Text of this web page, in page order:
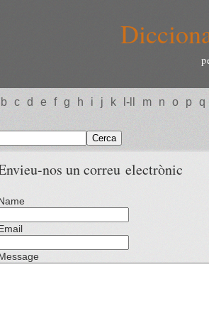
b c d e f g h i j k l-ll m n o p q
nos un correu electrònic